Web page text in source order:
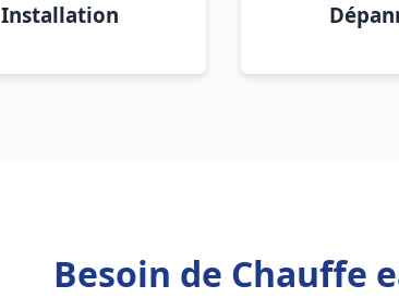
Installation
Besoin de Chauffe